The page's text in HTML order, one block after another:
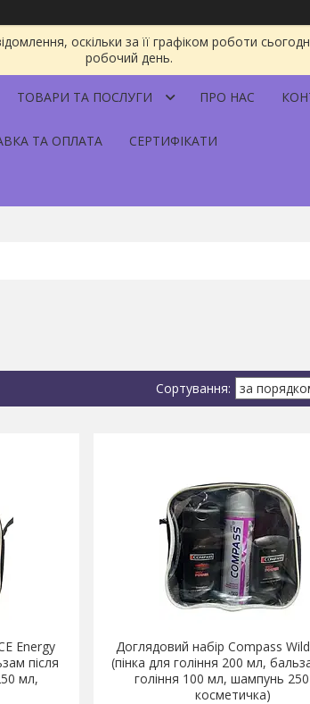
оскільки за її графіком роботи
робочий день.
ТОВАРИ ТА ПОСЛУГИ ПРО НАС
ТА ОПЛАТА СЕРТИФІКАТИ
Energy
після
мл,
Доглядовий набір Compass
(пінка для гоління 200 мл,
гоління 100 мл, шампунь
косметичка)